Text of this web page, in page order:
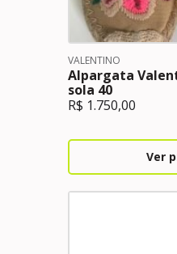
VALENTINO
Alpargata
sola 40
R$ 1.750,00
Ver